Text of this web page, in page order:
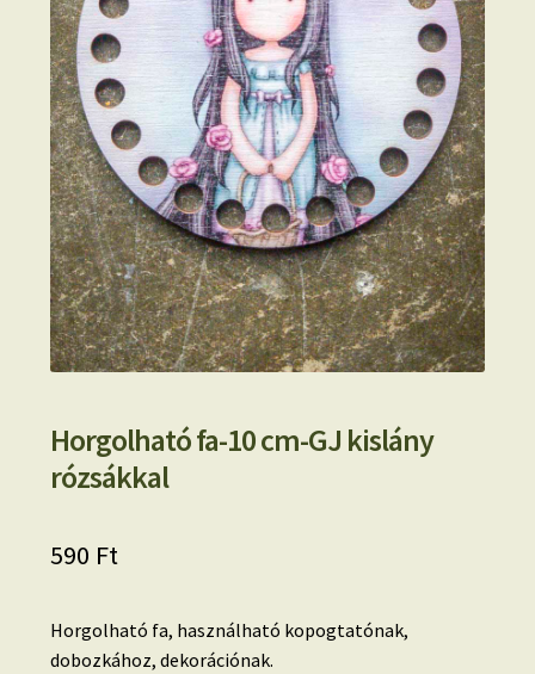
Horgolható fa-10 cm-GJ kislány
rózsákkal
590 Ft
Horgolható fa, használható kopogtatónak,
dobozkához, dekorációnak.